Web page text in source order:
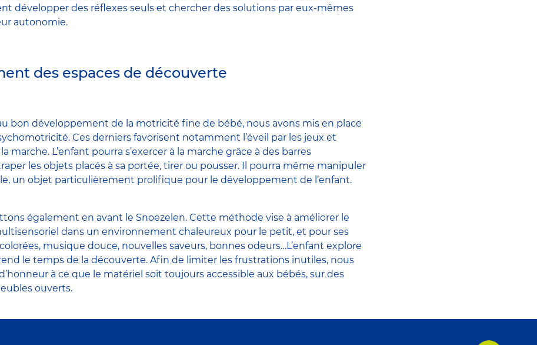
développer des réflexes seuls et chercher des solutions par eux-mêmes
autonomie.
des espaces de découverte
bon développement de la motricité fine de bébé, nous avons mis en place
Ces derniers favorisent notamment l’éveil par les jeux et
marche. L’enfant pourra s’exercer à la marche grâce à des barres
les objets placés à sa portée, tirer ou pousser. Il pourra même manipuler
un objet particulièrement prolifique pour le développement de l’enfant.
également en avant le Snoezelen. Cette méthode vise à améliorer le
dans un environnement chaleureux pour le petit, et pour ses
musique douce, nouvelles saveurs, bonnes odeurs…L’enfant explore
le temps de la découverte. Afin de limiter les frustrations inutiles, nous
à ce que le matériel soit toujours accessible aux bébés, sur des
ouverts.